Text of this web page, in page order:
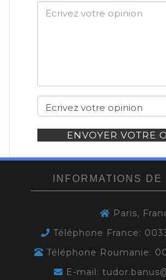
ENVOYER VOTRE
INFORMATIONS
Paris,
Téléphone France:
Téléphone Roumanie:
E-mail: